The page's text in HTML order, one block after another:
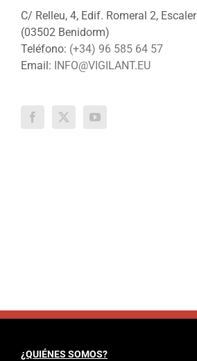
C/ Relleu, 4, Edif. Romeral 2,
(03502 Benidorm)
Teléfono: (+34) 96 585 64 57
Email:
INFO@VIGILANT.EU
¿QUIÉNES SOMOS?